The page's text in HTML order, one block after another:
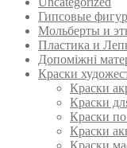
Гипсовые
Мольберты и
Пластика и
Допоміжні
Краски
Краски
Краски
Краски
Краски
Краски